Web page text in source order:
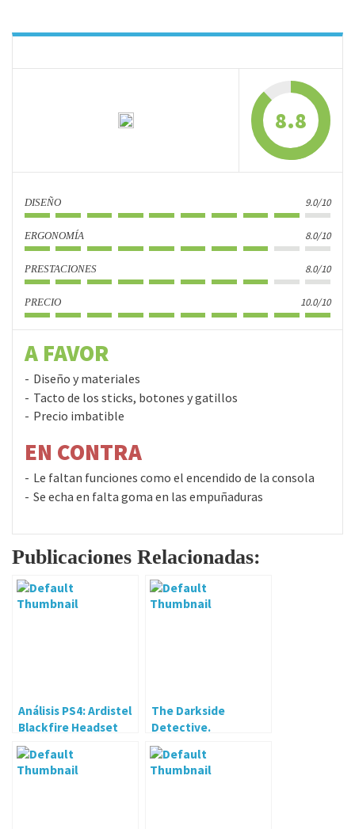
8.8
DISEÑO 9.0/10
ERGONOMÍA 8.0/10
PRESTACIONES 8.0/10
PRECIO 10.0/10
A FAVOR
Diseño y materiales
Tacto de los sticks, botones y gatillos
Precio imbatible
EN CONTRA
Le faltan funciones como el encendido de la consola
Se echa en falta goma en las empuñaduras
Publicaciones Relacionadas:
Análisis PS4: Ardistel
Blackfire Headset
BFX-50
The Darkside
Detective.
Bienvenidos al Pixel
del misterio